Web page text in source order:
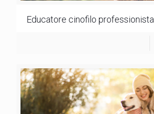
Educatore cinofilo professionista